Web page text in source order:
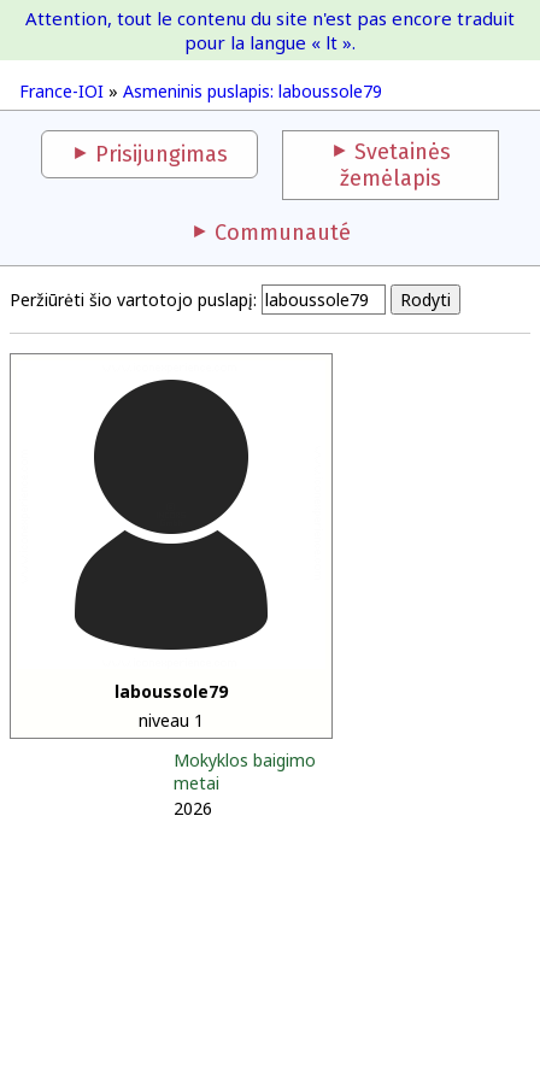
France-IOI
France-IOI » Asmeninis puslapis: laboussole79
Attention, tout le contenu du site n'est pas encore traduit
pour la langue « lt ».
Prisijungimas
Svetainės
žemėlapis
Communauté
Peržiūrėti šio vartotojo puslapį:
laboussole79
niveau 1
Mokyklos baigimo
metai
2026